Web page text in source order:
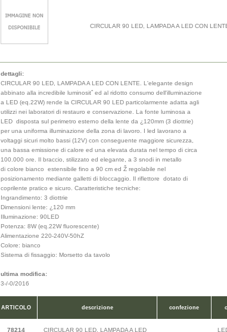
CIRCULAR 90 LED, LAMPADA A LED CON
dettagli:
CIRCULAR 90 LED, LAMPADA A LED CON LENTE. L'elegante design
abbinato alla incredibile luminositˆ ed al ridotto consumo dell'illuminazione
a LED (eq.22W) rende la CIRCULAR 90 LED particolarmente adatta agli
utilizzi nei laboratori di restauro e conservazione. La fonte luminosa a
LED  disposta sul perimetro esterno della lente da ¿120mm (3 diottrie)
per una uniforma illuminazione della zona di lavoro. I led lavorano a
voltaggi sicuri molto bassi (12V) con conseguente maggiore sicurezza,
una bassa emissione di calore ed una elevata durata nel tempo di circa
100.000 ore. Il braccio, stilizzato ed elegante, a 3 snodi in metallo
di colore bianco  estensibile fino a 90 cm ed Ž regolabile nel
posizionamento mediante galletti di bloccaggio. Il riflettore  dotato di
coprilente pratico e sicuro. Caratteristiche tecniche:
Ingrandimento: 3 diottrie
Dimensioni lente: ¿120 mm
Illuminazione: 90LED
Potenza: 8W (eq.22W fluorescente)
Alimentazione 220-240V-50hZ
Colore: bianco
Sistema di fissaggio: Morsetto da tavolo
ultima modifica:
3-/-0/2016
ARTICOLO descrizione confezione
78214 CIRCULAR 90 LED, LAMPADA A LED